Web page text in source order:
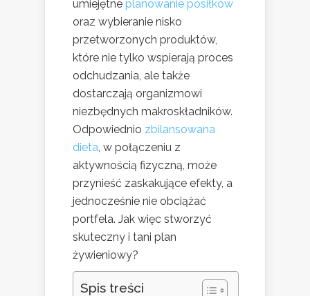
umiejętne planowanie posiłków
oraz wybieranie nisko
przetworzonych produktów,
które nie tylko wspierają proces
odchudzania, ale także
dostarczają organizmowi
niezbędnych makroskładników.
Odpowiednio zbilansowana
dieta, w połączeniu z
aktywnością fizyczną, może
przynieść zaskakujące efekty, a
jednocześnie nie obciążać
portfela. Jak więc stworzyć
skuteczny i tani plan
żywieniowy?
Spis treści